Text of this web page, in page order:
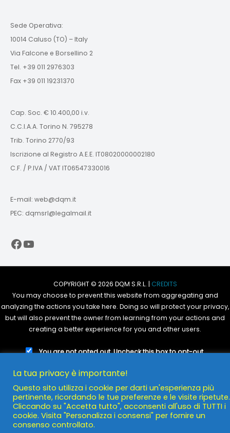
Sede Operativa:
10014 Caluso (TO) – Italy
Via Falcone e Borsellino 2
Tel. +39 011 2976303
Fax +39 011 19231370
Cap. Soc. € 10.400,00 i.v.
C.C.I.A.A. Torino N. 795278
Trib. Torino 2770/93
Iscrizione al Registro A.E.E. IT08020000002180
C.F. / P.IVA / VAT IT06547330016
E-mail: web@dqm.it
PEC: dqmsrl@legalmail.it
Facebook
YouTube
COPYRIGHT © 2026 DQM S.R.L. | CREDITS
You may choose to prevent this website from aggregating and
analyzing the actions you take here. Doing so will protect your privacy,
but will also prevent the owner from learning from your actions and
creating a better experience for you and other users.
You are not opted out. Uncheck this box to opt-out.
POWERED BY DQM S.R.L.
La tua privacy è importante!
Questo sito utilizza i cookie per darti un'esperienza più
pertinente, ricordando le tue preferenze e le visite ripetute.
Cliccando su "Accetta tutto", acconsenti all'uso di TUTTI i
cookie. Visita "Personalizza i consensi" per fornire un
consenso controllato.